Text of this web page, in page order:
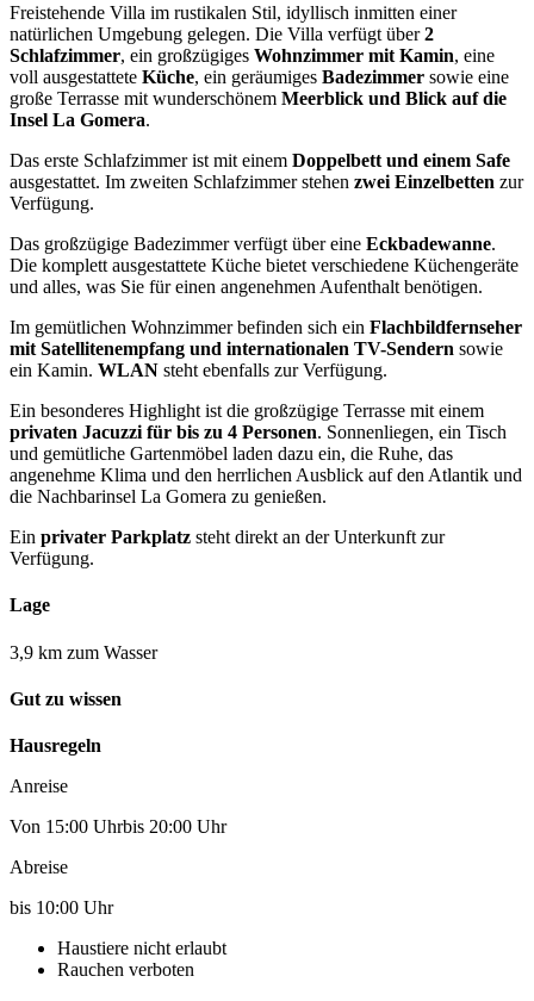
Freistehende Villa im rustikalen Stil, idyllisch inmitten einer
natürlichen Umgebung gelegen. Die Villa verfügt über2
Schlafzimmer, ein großzügiges Wohnzimmer mit Kamin, eine
voll ausgestattete Küche, ein geräumiges Badezimmer sowie eine
große Terrasse mit wunderschönem Meerblick und Blick auf die
Insel La Gomera.
Das erste Schlafzimmer ist mit einem Doppelbett und einem Safe
ausgestattet. Im zweiten Schlafzimmer stehen zwei Einzelbetten zur
Verfügung.
Das großzügige Badezimmer verfügt über eine Eckbadewanne.
Die komplett ausgestattete Küche bietet verschiedene Küchengeräte
und alles, was Sie für einen angenehmen Aufenthalt benötigen.
Im gemütlichen Wohnzimmer befinden sich ein Flachbildfernseher
mit Satellitenempfang und internationalen TV-Sendern sowie
ein Kamin. WLAN steht ebenfalls zur Verfügung.
Ein besonderes Highlight ist die großzügige Terrasse mit einem
privaten Jacuzzi für bis zu 4 Personen. Sonnenliegen, ein Tisch
und gemütliche Gartenmöbel laden dazu ein, die Ruhe, das
angenehme Klima und den herrlichen Ausblick auf den Atlantik und
die Nachbarinsel La Gomera zu genießen.
Ein privater Parkplatz steht direkt an der Unterkunft zur
Verfügung.
Lage
3,9 km zum Wasser
Gut zu wissen
Hausregeln
Anreise
Von 15:00 Uhrbis 20:00 Uhr
Abreise
bis 10:00 Uhr
Haustiere nicht erlaubt
Rauchen verboten